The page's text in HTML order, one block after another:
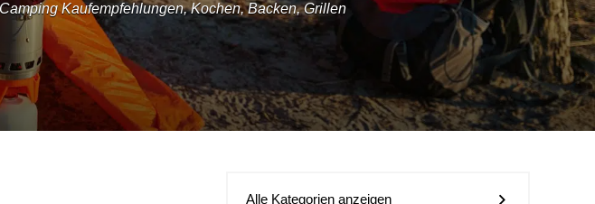
Camping Kaufempfehlungen,Kochen, Backen, Grillen
Alle Kategorien anzeigen